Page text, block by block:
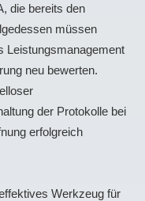
die bereits den
müssen
Leistungsmanagement
neu bewerten.
der Protokolle bei
erfolgreich
Werkzeug für